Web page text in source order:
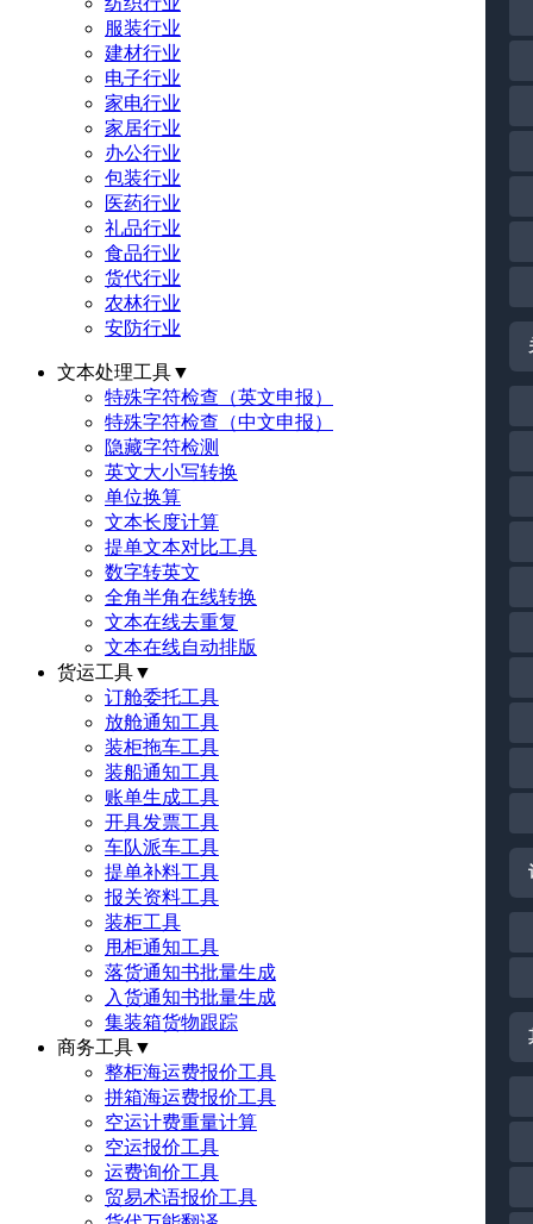
服装行业
建材行业
电子行业
家电行业
家居行业
办公行业
包装行业
医药行业
礼品行业
食品行业
货代行业
农林行业
安防行业
文本处理工具▼
特殊字符检查（英文申报）
特殊字符检查（中文申报）
隐藏字符检测
英文大小写转换
单位换算
文本长度计算
提单文本对比工具
数字转英文
全角半角在线转换
文本在线去重复
文本在线自动排版
货运工具▼
订舱委托工具
放舱通知工具
装柜拖车工具
装船通知工具
账单生成工具
开具发票工具
车队派车工具
提单补料工具
报关资料工具
装柜工具
甩柜通知工具
落货通知书批量生成
入货通知书批量生成
集装箱货物跟踪
商务工具▼
整柜海运费报价工具
拼箱海运费报价工具
空运计费重量计算
空运报价工具
运费询价工具
贸易术语报价工具